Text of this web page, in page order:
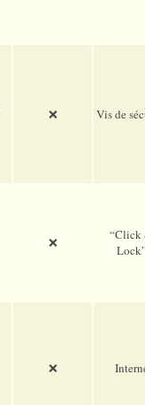
❌ Vis de
❌
“Click
Lock”
❌